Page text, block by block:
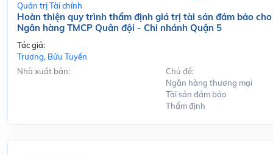
Quản trị Tài chính
Hoàn thiện quy trình thẩm định giá trị tài sản đảm bảo
Ngân hàng TMCP Quân đội - Chi nhánh Quận 5
Tác giả:
Trương, Bửu Tuyền
Nhà xuất bản:
Chủ đề:
Ngân hàng thương mại
Tài sản đảm bảo
Thẩm định